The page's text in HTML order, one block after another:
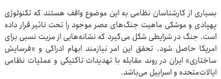
بسیاری از کارشناسان نظامی به این موضوع واقف هستند که تکنولوژی
پهپادی و موشکی ماهیت جنگ‌های عصر موجود را تحت تاثیر قرار داده
است. جنگ در شرایطی شکل می‌گیرد که نشانه‌هایی از مزیت نسبی برای
امریکا حاصل شود. تحقق این امر نیازمند ابهام ادراکی و «فرسایش
ساختاری» ایران در روند مقابله با تهدیدات تاکتیکی و عملیات نظامی
ایالات‌متحده و اسراییل می‌باشد.